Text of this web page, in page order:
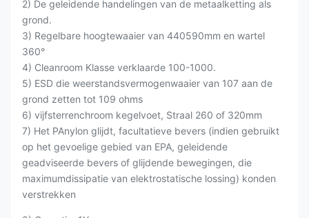
2) De geleidende handelingen van de metaalketting als
grond.
3) Regelbare hoogtewaaier van 440590mm en wartel
360°
4) Cleanroom Klasse verklaarde 100-1000.
5) ESD die weerstandsvermogenwaaier van 107 aan de
grond zetten tot 109 ohms
6) vijfsterrenchroom kegelvoet, Straal 260 of 320mm
7) Het PAnylon glijdt, facultatieve bevers (indien gebruikt
op het gevoelige gebied van EPA, geleidende
geadviseerde bevers of glijdende bewegingen, die
maximumdissipatie van elektrostatische lossing) konden
verstrekken